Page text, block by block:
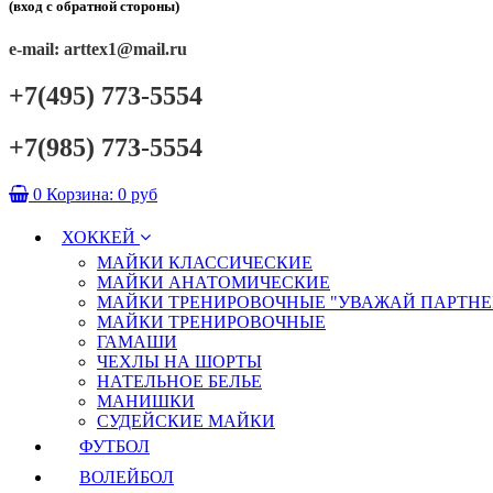
(вход с обратной стороны)
e-mail: arttex1@mail.ru
+7(495) 773-5554
+7(985) 773-5554
0 Корзина: 0 руб
ХОККЕЙ
МАЙКИ КЛАССИЧЕСКИЕ
МАЙКИ АНАТОМИЧЕСКИЕ
МАЙКИ ТРЕНИРОВОЧНЫЕ "УВАЖАЙ
МАЙКИ ТРЕНИРОВОЧНЫЕ
ГАМАШИ
ЧЕХЛЫ НА ШОРТЫ
НАТЕЛЬНОЕ БЕЛЬЕ
МАНИШКИ
СУДЕЙСКИЕ МАЙКИ
ФУТБОЛ
ВОЛЕЙБОЛ